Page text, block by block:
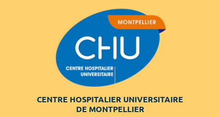
CENTRE HOSPITALIER UNIVERSITAIRE
DE MONTPELLIER